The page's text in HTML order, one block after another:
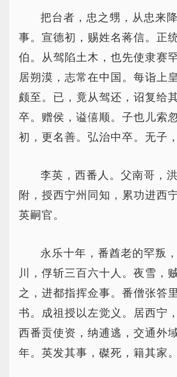
把台者，忠之甥，从忠来
事。宣德初，赐姓名蒋信。正
伯。从驾陷土木，也先使隶赛
居朔漠，志常在中国。每诣上
颇至。已，竟从驾还，诏复给
卒。赠侯，谥僖顺。子也儿索
初，更名善。弘治中卒。无子
李英，西番人。父南哥，
附，授西宁州同知，累功进西
英嗣官。
永乐十年，番酋老的罕叛
川，俘斩三百六十人。夜雪，
之，进都指挥佥事。番僧张答
书。成祖授以左觉义。居西宁
西番贡使资，纳逋逃，交通外
年。英发其事，磔死，籍其家